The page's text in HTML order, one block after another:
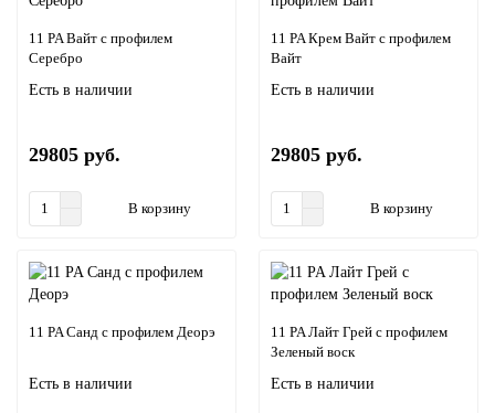
11 PA Вайт с профилем
Серебро
Есть в наличии
29805 руб.
В корзину
11 PA Крем Вайт с профилем
Вайт
Есть в наличии
29805 руб.
В корзину
11 PA Санд с профилем Деорэ
Есть в наличии
11 PA Лайт Грей с профилем
Зеленый воск
Есть в наличии